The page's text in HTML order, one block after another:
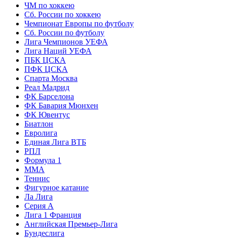
ЧМ по хоккею
Сб. России по хоккею
Чемпионат Европы по футболу
Сб. России по футболу
Лига Чемпионов УЕФА
Лига Наций УЕФА
ПБК ЦСКА
ПФК ЦСКА
Спарта Москва
Реал Мадрид
ФК Барселона
ФК Бавария Мюнхен
ФК Ювентус
Биатлон
Евролига
Единая Лига ВТБ
РПЛ
Формула 1
MMA
Теннис
Фигурное катание
Ла Лига
Серия А
Лига 1 Франция
Английская Премьер-Лига
Бундеслига